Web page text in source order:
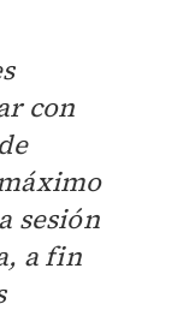
con
sesión
a fin